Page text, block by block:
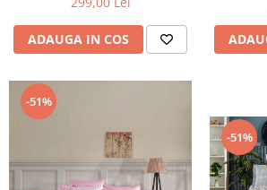
ADAUGA IN COS
-51%
-51%